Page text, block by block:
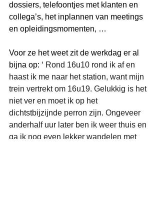
dossiers, telefoontjes met klanten en
collega’s, het inplannen van meetings
en opleidingsmomenten, …
Voor ze het weet zit de werkdag er al
bijna op: ‘ Rond 16u10 rond ik af en
haast ik me naar het station, want mijn
trein vertrekt om 16u19. Gelukkig is het
niet ver en moet ik op het
dichtstbijzijnde perron zijn. Ongeveer
anderhalf uur later ben ik weer thuis en
ga ik nog even lekker wandelen met